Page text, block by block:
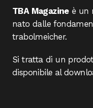
TBA Magazine è un
nato dalle
trabolmeicher.
Si tratta di un
disponibile al